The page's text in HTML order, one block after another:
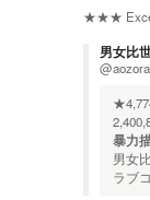
★★★
男女比
@aozora
★
暴力
男女
ラブ